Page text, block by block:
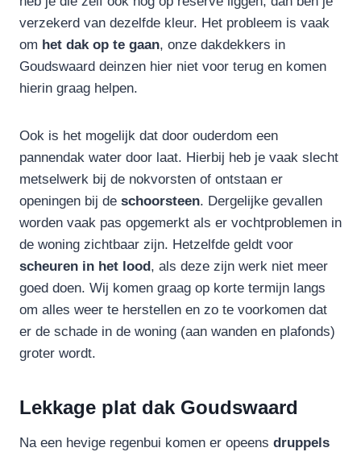
verzekerd van dezelfde kleur. Het probleem is vaak
om het dak op te gaan, onze dakdekkers in
Goudswaard deinzen hier niet voor terug en komen
hierin graag helpen.
Ook is het mogelijk dat door ouderdom een
pannendak water door laat. Hierbij heb je vaak slecht
metselwerk bij de nokvorsten of ontstaan er
openingen bij de schoorsteen. Dergelijke gevallen
worden vaak pas opgemerkt als er vochtproblemen in
de woning zichtbaar zijn. Hetzelfde geldt voor
scheuren in het lood, als deze zijn werk niet meer
goed doen. Wij komen graag op korte termijn langs
om alles weer te herstellen en zo te voorkomen dat
er de schade in de woning (aan wanden en plafonds)
groter wordt.
Lekkage plat dak Goudswaard
Na een hevige regenbui komen er opeens druppels